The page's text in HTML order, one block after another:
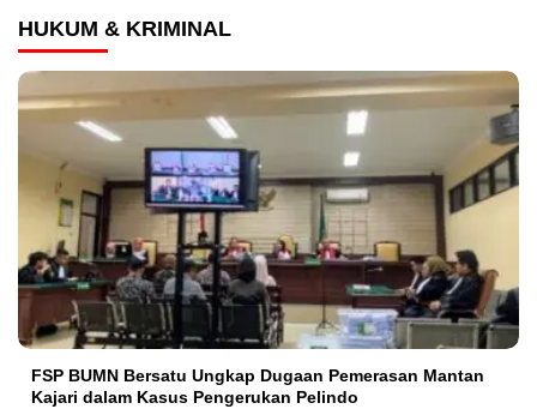
HUKUM & KRIMINAL
FSP BUMN Bersatu Ungkap Dugaan Pemerasan Mantan
Kajari dalam Kasus Pengerukan Pelindo